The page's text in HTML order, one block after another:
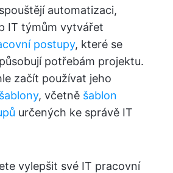
automatizaci,
IT týmům vytvářet
postupy, které se
potřebám projektu.
začít používat jeho
, včetně šablon
určených ke správě IT
vylepšit své IT pracovní